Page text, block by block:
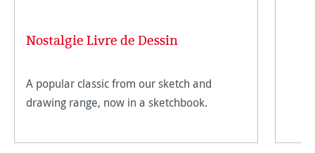
Nostalgie Livre de Dessin
A popular classic from our sketch and
drawing range, now in a sketchbook.